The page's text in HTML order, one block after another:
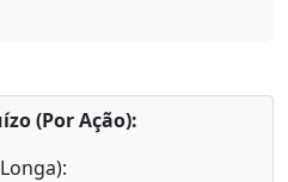
(Por Ação):